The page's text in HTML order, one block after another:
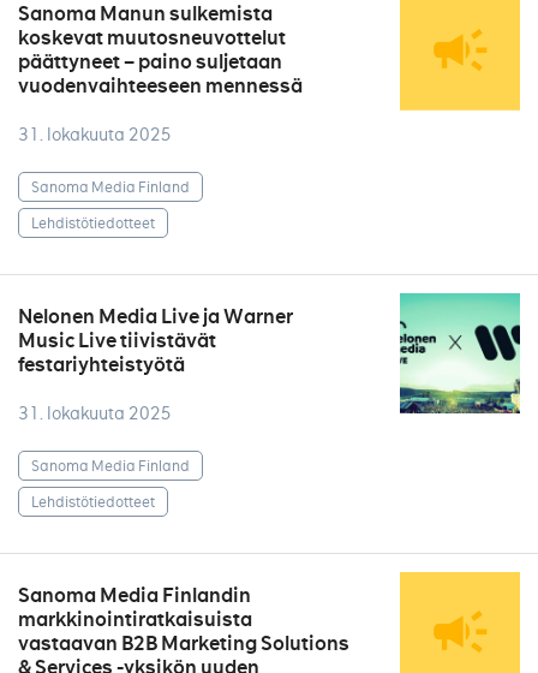
Sanoma Manun sulkemista
koskevat muutosneuvottelut
päättyneet – paino suljetaan
vuodenvaihteeseen mennessä
31. lokakuuta 2025
Sanoma Media Finland
Lehdistötiedotteet
Nelonen Media Live ja Warner
Music Live tiivistävät
festariyhteistyötä
31. lokakuuta 2025
Sanoma Media Finland
Lehdistötiedotteet
Sanoma Media Finlandin
markkinointiratkaisuista
vastaavan B2B Marketing Solutions
& Services -yksikön uuden